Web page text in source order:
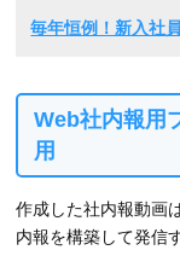
毎年恒例！新入社
Web社内報用
用
作成した社内報動画
内報を構築して発信